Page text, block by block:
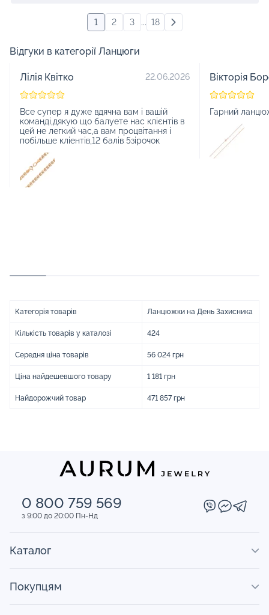
1 2 3 ... 18
Відгуки в категорії Ланцюги
Лілія Квітко 22.06.2026
Все супер я дуже вдячна вам і вашій
команді,дякую що балуете нас клієнтів в
цей не легкий час,а вам процвітання і
побільше кліентів,12 балів 5зірочок
Вікторія
Гарний
Категорія товарів Ланцюжки на День Захисника
Кількість товарів у каталозі 424
Середня ціна товарів 56 024 грн
Ціна найдешевшого товару 1 181 грн
Найдорожчий товар 471 857 грн
0 800 759 569
з 9:00 до 20:00 Пн-Нд
Каталог
Покупцям